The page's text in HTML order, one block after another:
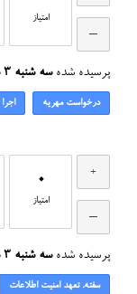
امتیاز
پرسیده شده سه شنبه ۳ شهریور ۱۳۹۴
درخواست مهریه
0
امتیاز
پرسیده شده سه شنبه ۳ شهریور ۱۳۹۴
سفته. تعهد امنیت اطلاعات